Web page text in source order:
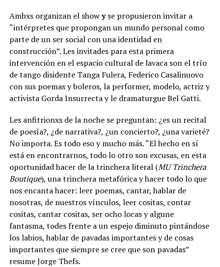
Ambxs organizan el showyse propusieron invitar a
“intérpretes que propongan un mundo personal como
parte de un ser social con una identidad en
construcción”. Les invitades para esta primera
intervención en el espacio cultural de lavaca son el trío
de tango disidente Tanga Fulera, Federico Casalinuovo
con sus poemas y boleros, la performer, modelo, actriz y
activista Gorda Insurrecta y le dramaturgue Bel Gatti.
Les anfitrionxs de la noche se preguntan: ¿es un recital
de poesía?, ¿de narrativa?, ¿un concierto?, ¿una varieté?
No importa. Es todo eso y mucho más. “El hecho en sí
está en encontrarnos, todo lo otro son excusas, en esta
oportunidad hacer de la trinchera literal (MU Trinchera
Boutique), una trinchera metafórica y hacer todo lo que
nos encanta hacer: leer poemas, cantar, hablar de
nosotras, de nuestros vínculos, leer cositas, contar
cositas, cantar cositas, ser ocho locas y algune
fantasma, todes frente a un espejo diminuto pintándose
los labios, hablar de pavadas importantes y de cosas
importantes que siempre se cree que son pavadas”
resume Jorge Thefs.